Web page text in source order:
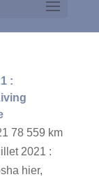
:
78 559 km
2021 :
hier,